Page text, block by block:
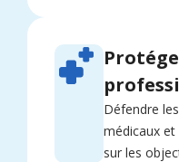
Défendre
médicaux
sur les